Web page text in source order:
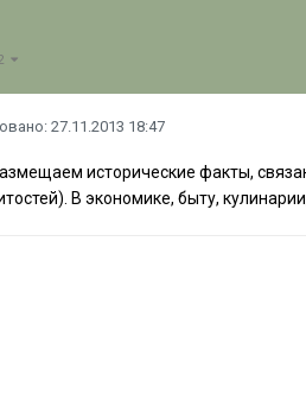
27.11.2013 18:47
исторические факты,
В экономике, быту,